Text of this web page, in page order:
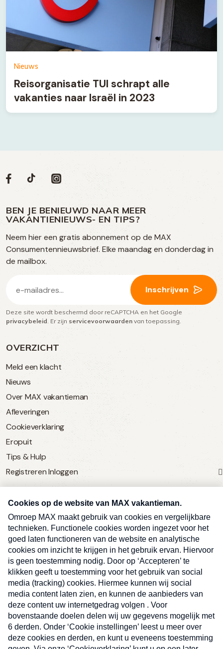
Nieuws
Reisorganisatie TUI schrapt alle
vakanties naar Israël in 2023
OVERZICHT
Meld een klacht
Nieuws
Over MAX vakantieman
Afleveringen
Cookieverklaring
Eropuit
Tips & Hulp
Registreren Inloggen
SERVICE
Over Omroep MAX
MAX Vandaag
MAX Meldpunt
Pers
Contact
Algemene voorwaarden
Privacyverklaring
Kwetsbaarheid melden
RegistrerenInloggen
Volg
op
social
media
Social
Volg
op
Facebook
Volg
op
TikTok
Volg
op
Instagram
BEN JE BENIEUWD NAAR MEER
VAKANTIENIEUWS- EN TIPS?
Neem hier een gratis abonnement op de MAX
Consumentennieuwsbrief. Elke maandag en donderdag in
de mailbox.
mailadres
(Vereist)
Inschrijven
Deze site wordt beschermd door reCAPTCHA en het Google
privacybeleid . Er zijn servicevoorwaarden van toepassing.
Ben je benieuwd naar meer
vakantienieuws- en tips?
E-